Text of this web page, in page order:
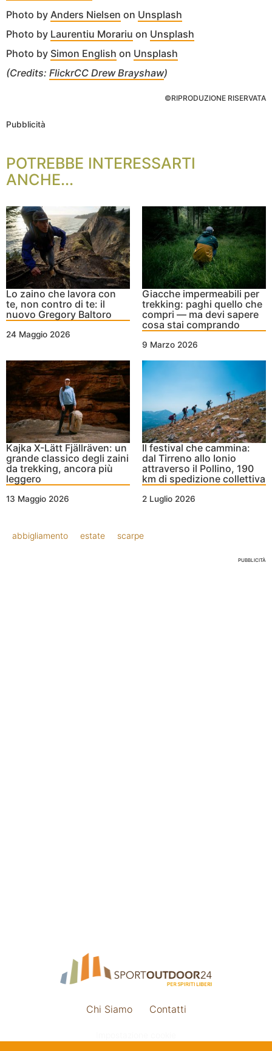
Photo by Anders Nielsen on Unsplash
Photo by Laurentiu Morariu on Unsplash
Photo by Simon English on Unsplash
(Credits: FlickrCC Drew Brayshaw)
©RIPRODUZIONE RISERVATA
Pubblicità
POTREBBE INTERESSARTI
ANCHE...
Lo zaino che lavora con
te, non contro di te: il
nuovo Gregory Baltoro
24 Maggio 2026
Giacche impermeabili per
trekking: paghi quello che
compri — ma devi sapere
cosa stai comprando
9 Marzo 2026
Kajka X-Lätt Fjällräven: un
grande classico degli zaini
da trekking, ancora più
leggero
13 Maggio 2026
Il festival che cammina:
dal Tirreno allo Ionio
attraverso il Pollino, 190
km di spedizione collettiva
2 Luglio 2026
abbigliamento estate scarpe
PUBBLICITÀ
Chi Siamo Contatti